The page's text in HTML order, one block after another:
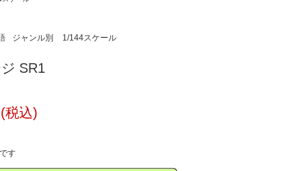
ジャンル別 1/144スケール
SR1
税込)
す